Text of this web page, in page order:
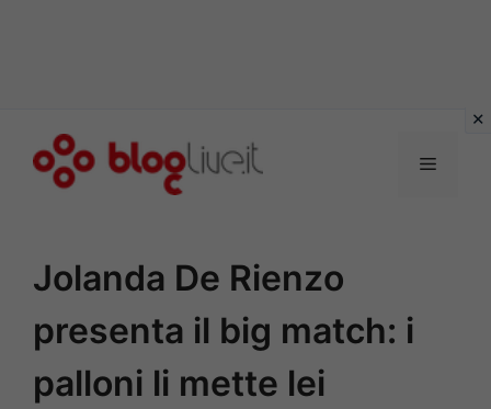
Menu
Jolanda De Rienzo
presenta il big match: i
palloni li mette lei